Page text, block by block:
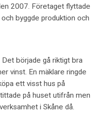
2007. Företaget flyttade
byggde produktion och
började gå riktigt bra
vinst. En mäklare ringde
ett visst hus på
på huset utifrån men
i Skåne då.